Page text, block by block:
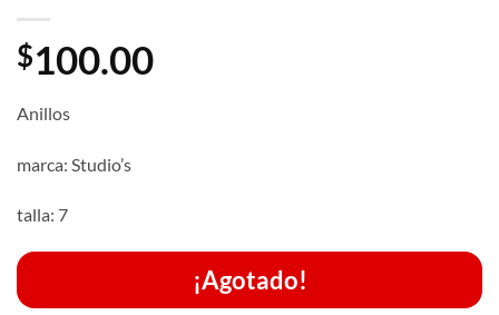
$100.00
Anillos
marca: Studio’s
talla: 7
¡Agotado!